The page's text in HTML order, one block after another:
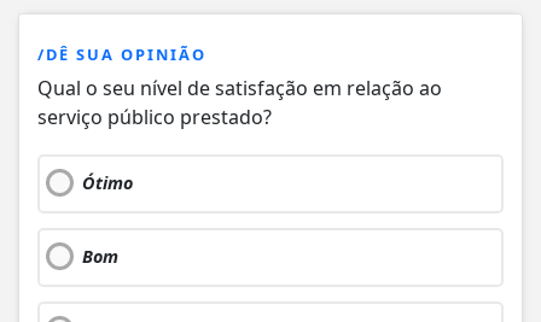
/DÊ SUA OPINIÃO
Qual o seu nível de satisfação em relação ao
serviço público prestado?
Ótimo
Bom